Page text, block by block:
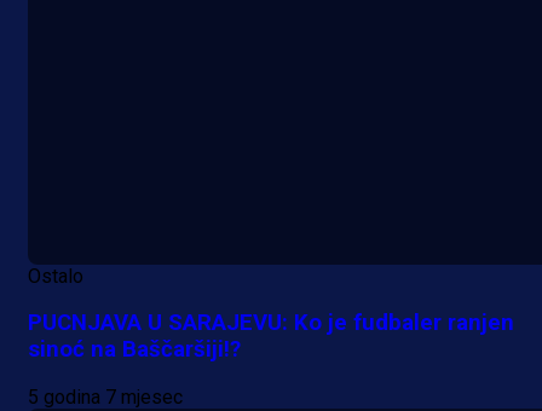
Ostalo
PUCNJAVA U SARAJEVU: Ko je fudbaler ranjen
sinoć na Baščaršiji!?
5 godina 7 mjesec